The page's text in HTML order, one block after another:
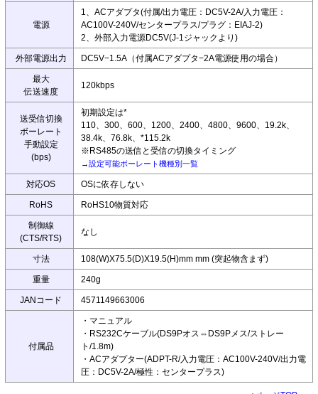
電源
1、ACアダプタ(付属/出力電圧：DC5V-2A/入力電圧：
AC100V-240V/センタープラス/プラグ：EIAJ-2)
2、外部入力電源DC5V(J-1ジャックより)
外部電源出力 DC5V−1.5A（付属ACアダプタ−2A電源使用の場合）
最大
伝送速度
120kbps
送受信切換
ボーレート
手動設定
(bps)
初期設定は*
110、300、600、1200、2400、4800、9600、19.2k、
38.4k、76.8k、*115.2k
※RS485の送信と受信の切換タイミング
→設定可能ボーレート機種別一覧
対応OS OSに依存しない
RoHS RoHS10物質対応
制御線
(CTS/RTS)
なし
寸法 108(W)X75.5(D)X19.5(H)mm mm (突起物含まず)
重量 240g
JANコード 4571149663006
付属品
・マニュアル
・RS232Cケーブル(DS9Pオス⇔DS9Pメス/ストレー
ト/1.8m)
・ACアダプター(ADPT-R/入力電圧：AC100V-240V/出力電
圧：DC5V-2A/極性：センタープラス)